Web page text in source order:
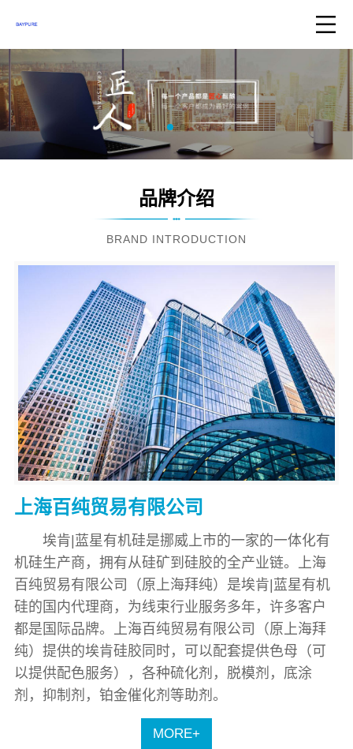
品牌介绍
BRAND INTRODUCTION
上海百纯贸易有限公司
埃肯|蓝星有机硅是挪威上市的一家的一体化有
机硅生产商，拥有从硅矿到硅胶的全产业链。上海
百纯贸易有限公司（原上海拜纯）是埃肯|蓝星有机
硅的国内代理商，为线束行业服务多年，许多客户
都是国际品牌。上海百纯贸易有限公司（原上海拜
纯）提供的埃肯硅胶同时，可以配套提供色母（可
以提供配色服务），各种硫化剂，脱模剂，底涂
剂，抑制剂，铂金催化剂等助剂。
MORE+